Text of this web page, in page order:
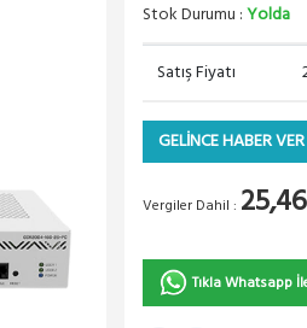
Stok Durumu :Yolda
Satış Fiyatı
GELİNCE HABER VER
Vergiler Dahil :
Tıkla Whatsapp